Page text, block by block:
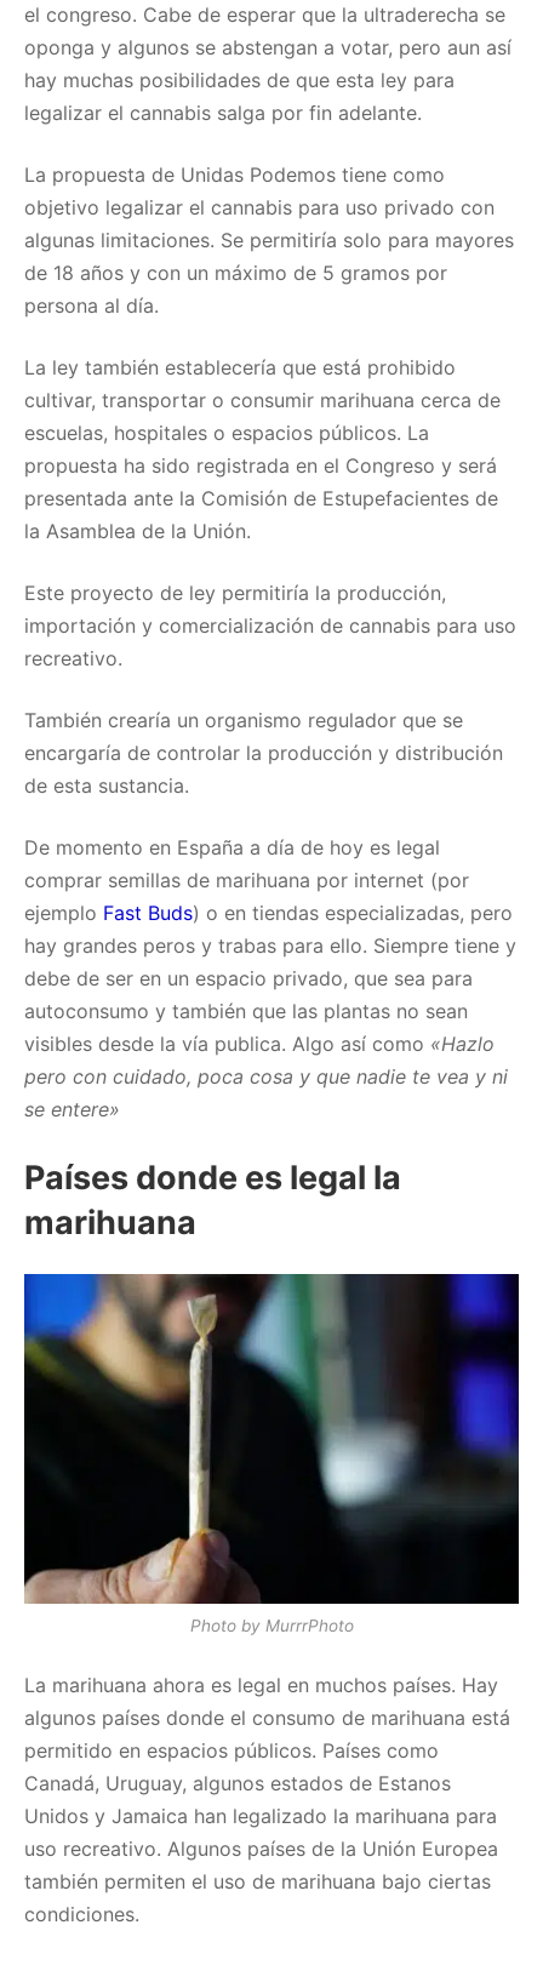
el congreso. Cabe de esperar que la ultraderecha se
oponga y algunos se abstengan a votar, pero aun así
hay muchas posibilidades de que esta ley para
legalizar el cannabis salga por fin adelante.
La propuesta de Unidas Podemos tiene como
objetivo legalizar el cannabis para uso privado con
algunas limitaciones. Se permitiría solo para mayores
de 18 años y con un máximo de 5 gramos por
persona al día.
La ley también establecería que está prohibido
cultivar, transportar o consumir marihuana cerca de
escuelas, hospitales o espacios públicos. La
propuesta ha sido registrada en el Congreso y será
presentada ante la Comisión de Estupefacientes de
la Asamblea de la Unión.
Este proyecto de ley permitiría la producción,
importación y comercialización de cannabis para uso
recreativo.
También crearía un organismo regulador que se
encargaría de controlar la producción y distribución
de esta sustancia.
De momento en España a día de hoy es legal
comprar semillas de marihuana por internet (por
ejemplo Fast Buds) o en tiendas especializadas, pero
hay grandes peros y trabas para ello. Siempre tiene y
debe de ser en un espacio privado, que sea para
autoconsumo y también que las plantas no sean
visibles desde la vía publica. Algo así como «Hazlo
pero con cuidado, poca cosa y que nadie te vea y ni
se entere»
Países donde es legal la
marihuana
Photo by MurrrPhoto
La marihuana ahora es legal en muchos países. Hay
algunos países donde el consumo de marihuana está
permitido en espacios públicos. Países como
Canadá, Uruguay, algunos estados de Estanos
Unidos y Jamaica han legalizado la marihuana para
uso recreativo. Algunos países de la Unión Europea
también permiten el uso de marihuana bajo ciertas
condiciones.